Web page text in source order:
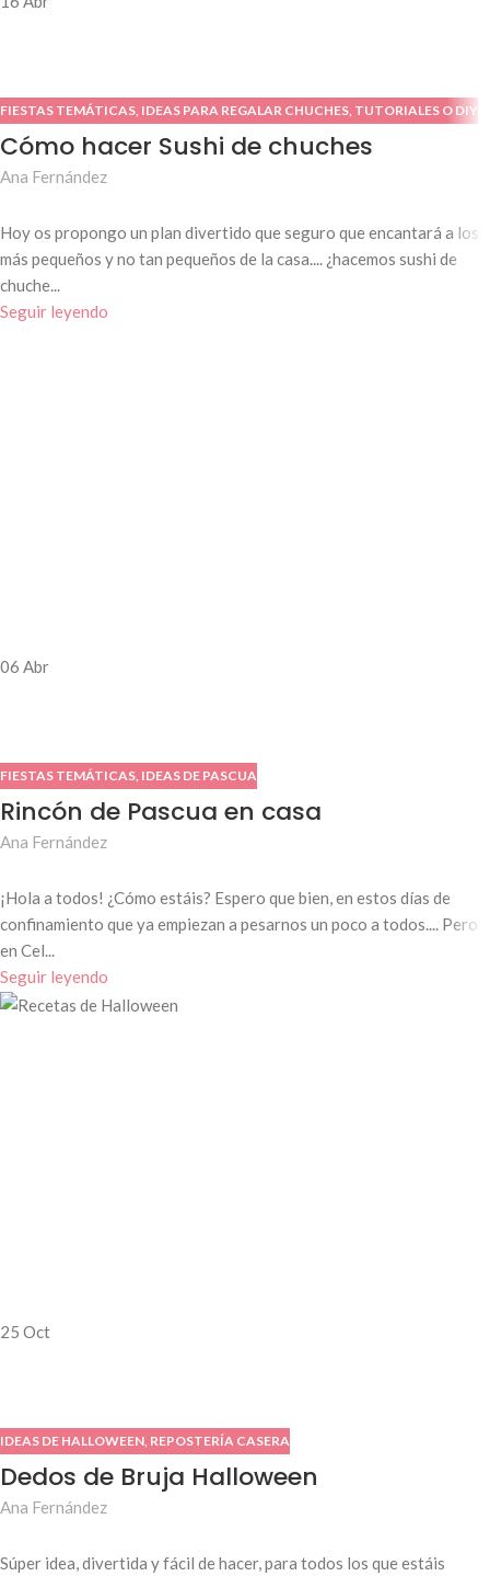
FIESTAS TEMÁTICAS, IDEAS PARA REGALAR CHUCHES, TUTORIALES O DIY
Cómo hacer Sushi de chuches
Ana Fernández
Hoy os propongo un plan divertido que seguro que encantará a los
más pequeños y no tan pequeños de la casa.... ¿hacemos sushi de
chuche...
Seguir leyendo
06 Abr
FIESTAS TEMÁTICAS, IDEAS DE PASCUA
Rincón de Pascua en casa
Ana Fernández
¡Hola a todos! ¿Cómo estáis? Espero que bien, en estos días de
confinamiento que ya empiezan a pesarnos un poco a todos.... Pero
en Cel...
Seguir leyendo
25 Oct
IDEAS DE HALLOWEEN, REPOSTERÍA CASERA
Dedos de Bruja Halloween
Ana Fernández
Súper idea, divertida y fácil de hacer, para todos los que estáis